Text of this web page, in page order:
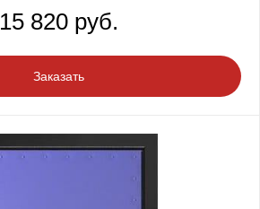
15 820 руб.
Заказать